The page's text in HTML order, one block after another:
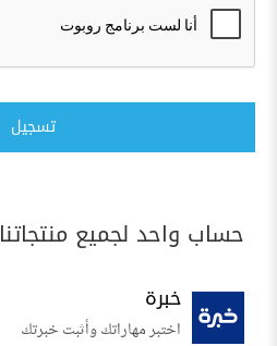
تسجيل
حساب واحد لجميع منتجاتنا
خبرة
اختبر مهاراتك وأثبت خبرتك